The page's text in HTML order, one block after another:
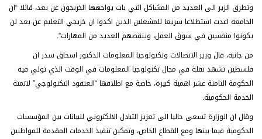
وتطرق الزير الى العديد من المشاكل التي بات يواجهها الخريجون عن بعد، قائلا “ان
الجامعة اعدت استطلاعا سريعا للمشغلين الذين اكدوا ان خريجي التعليم عن بعد لن
يكونوا منفسين في سوق العمل، وينقصهم العديد من المهارات”.
من جانبه، قال وزير الاتصالات وتكنولوجيا المعلومات الدكتور اسحاق سدر ان
فلسطين تشهد نقلة في مجال تكنولوجيا المعلومات في الوقت الذي تولي فيه
الحكومة الثامنة عشر اهمية كبيرة، خاصة مع اطلاقها “العنقود التكنولوجي” لاتمتة
الخدمة الحكومية.
وقال ان الوزارة تسعى حاليا الى تعزيز التبادل الالكتروني للبيانات بين المؤسسات
الحكومية فيما بينها ومع القطاع الخاص، وتمكين تنفيذ الخدمات المقدمة للمواطنين